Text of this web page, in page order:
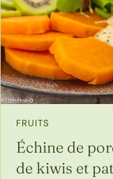
FRUITS
Échine de
de kiwis et